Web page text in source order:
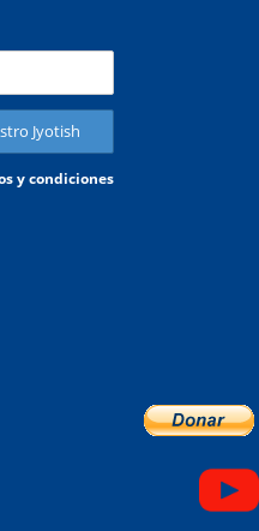
y condiciones